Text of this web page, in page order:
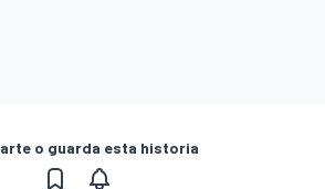
o guarda esta historia